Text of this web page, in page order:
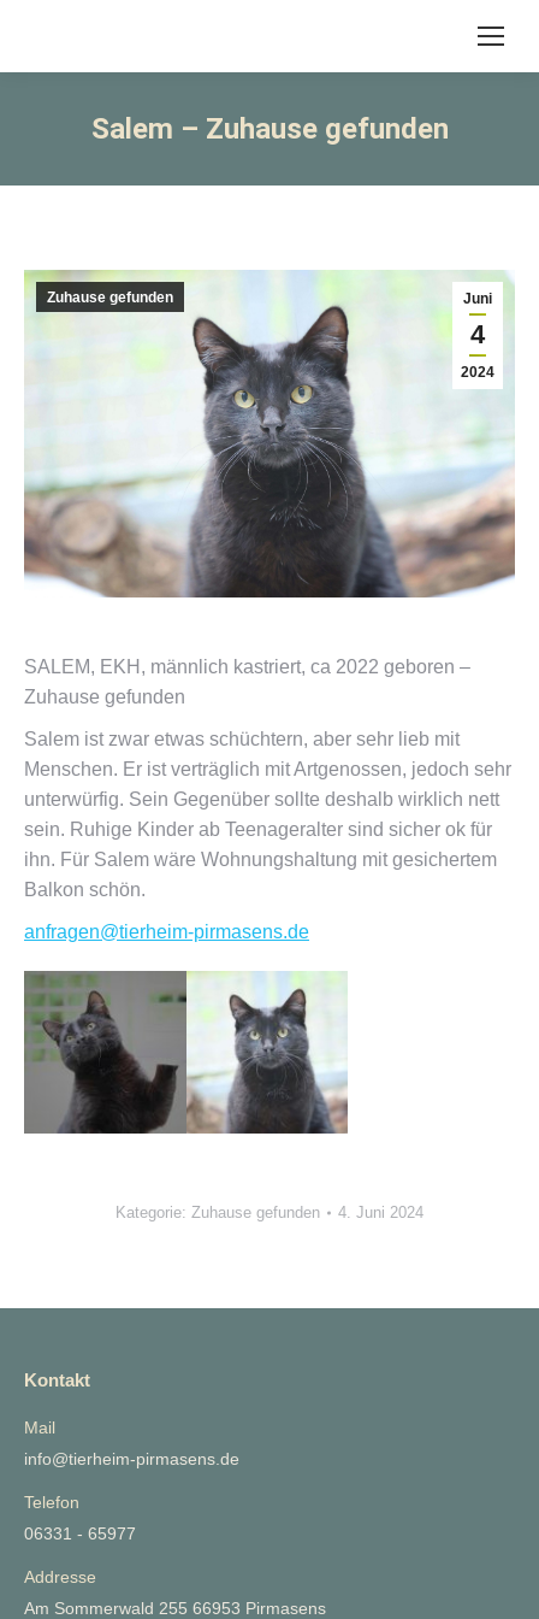
Salem – Zuhause gefunden
Juni
4
2024
Zuhause gefunden
SALEM, EKH, männlich kastriert, ca 2022 geboren –
Zuhause gefunden
Salem ist zwar etwas schüchtern, aber sehr lieb mit
Menschen. Er ist verträglich mit Artgenossen, jedoch sehr
unterwürfig. Sein Gegenüber sollte deshalb wirklich nett
sein. Ruhige Kinder ab Teenageralter sind sicher ok für
ihn. Für Salem wäre Wohnungshaltung mit gesichertem
Balkon schön.
anfragen@tierheim-pirmasens.de
Kategorie: Zuhause gefunden 4. Juni 2024
Kontakt
Mail
info@tierheim-pirmasens.de
Telefon
06331 - 65977
Addresse
Am Sommerwald 255 66953 Pirmasens